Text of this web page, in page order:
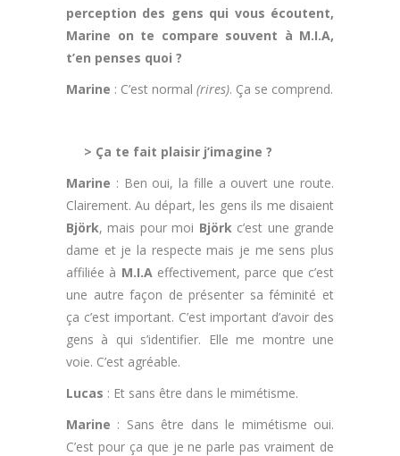
perception des gens qui vous écoutent,
Marine on te compare souvent à M.I.A,
t’en penses quoi ?
Marine : C’est normal (rires). Ça se comprend.
> Ça te fait plaisir j’imagine ?
Marine : Ben oui, la fille a ouvert une route.
Clairement. Au départ, les gens ils me disaient
Björk, mais pour moi Björkc’est une grande
dame et je la respecte mais je me sens plus
affiliée à M.I.Aeffectivement, parce que c’est
une autre façon de présenter sa féminité et
ça c’est important. C’est important d’avoir des
gens à qui s’identifier. Elle me montre une
voie. C’est agréable.
Lucas : Et sans être dans le mimétisme.
Marine : Sans être dans le mimétisme oui.
C’est pour ça que je ne parle pas vraiment de